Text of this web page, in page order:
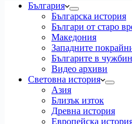
България
Българска история
Българи от старо
Македония
Западните
Българите в
Видео архиви
Световна история
Азия
Близък изток
Древна история
Европейска